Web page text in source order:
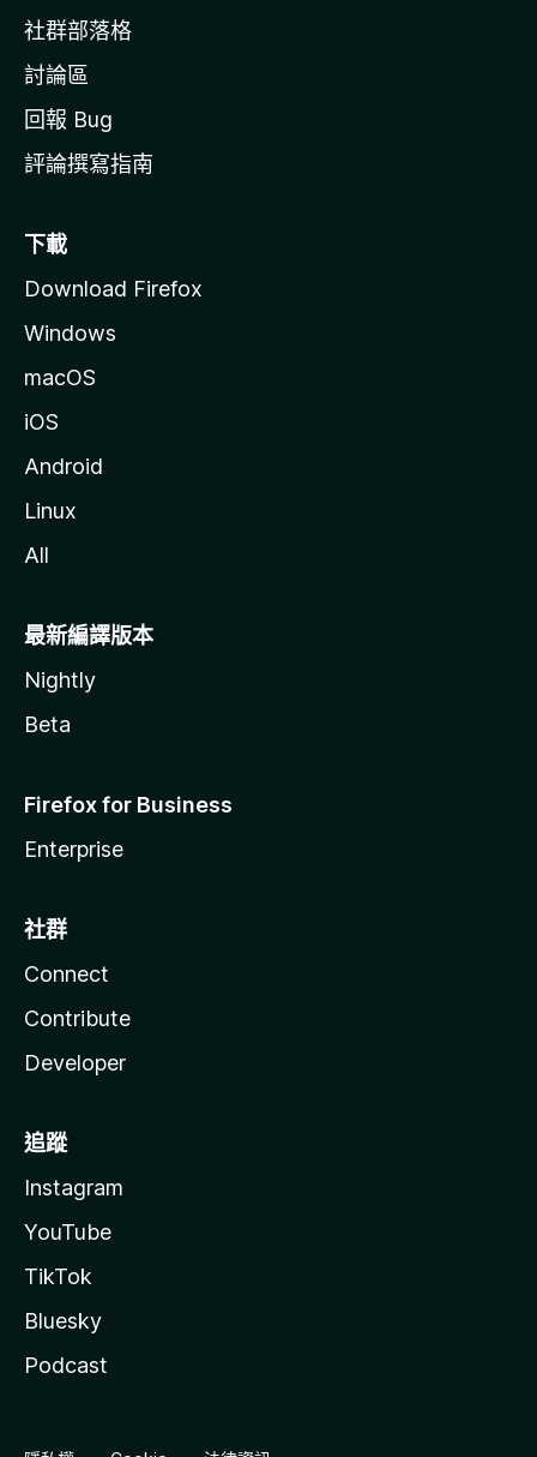
社群部落格
討論區
回報 Bug
評論撰寫指南
下載
Download Firefox
Windows
macOS
iOS
Android
Linux
All
最新編譯版本
Nightly
Beta
Firefox for Business
Enterprise
社群
Connect
Contribute
Developer
追蹤
Instagram
YouTube
TikTok
Bluesky
Podcast